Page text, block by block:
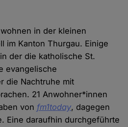
in der kleinen
im Kanton Thurgau. Einige
der die katholische St.
evangelische
die Nachtruhe mit
21 Anwohner*innen
von fm1today, dagegen
Eine daraufhin durchgeführte